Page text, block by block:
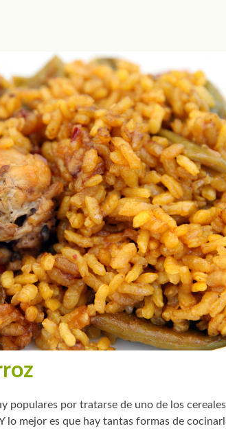
populares por tratarse de uno de los
lo mejor es que hay tantas formas de